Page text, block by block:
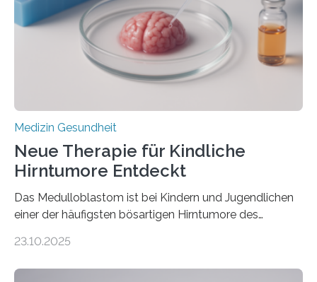
hypertrophe Kardiomyopathie (HCM) ist die häufigste
erblich bedingte Herzerkrankung. Sie führt dazu, dass
sich die linke Herzkammer verdickt, der Herzmuskel zu
stark kontrahiert…
Medizin Gesundheit
Neue Therapie für Kindliche
Hirntumore Entdeckt
Das Medulloblastom ist bei Kindern und Jugendlichen
einer der häufigsten bösartigen Hirntumore des
Betroffenen können mit heutigen Methoden geheilt
23.10.2025